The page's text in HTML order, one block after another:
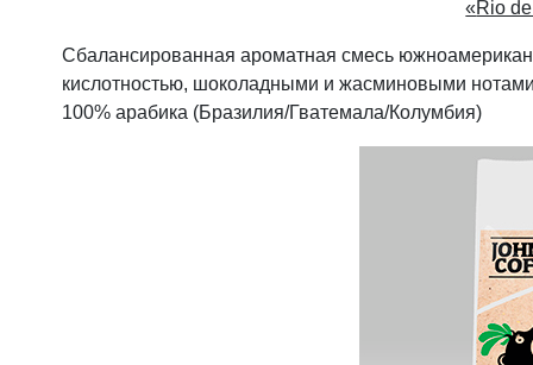
«Rio
Сбалансированная ароматная смесь
кислотностью, шоколадными и жасминовыми нотами
100% арабика (Бразилия/Гватемала/Колумбия)